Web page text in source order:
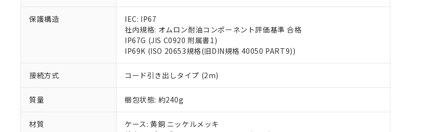
保護構造
IEC: IP67
社内規格: オムロン耐油コンポーネント評価基準 合格
IP67G (JIS C0920 附属書1)
IP69K (ISO 20653規格(旧DIN規格 40050 PART9))
接続方式 コード引き出しタイプ (2m)
質量 梱包状態: 約240g
材質
ケース: 黄銅 ニッケルメッキ